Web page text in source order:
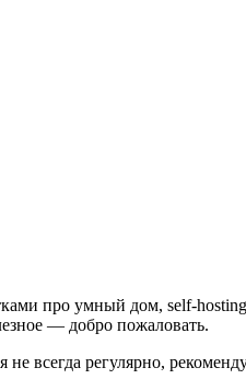
про умный дом, self-
— добро пожаловать.
всегда регулярно,